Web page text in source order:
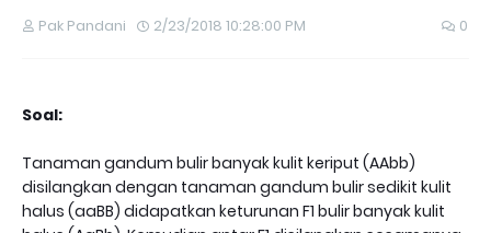
Pak Pandani 2/23/2018 10:28:00 PM 0
Soal:
Tanaman gandum bulir banyak kulit keriput (AAbb)
disilangkan dengan tanaman gandum bulir sedikit kulit
halus (aaBB) didapatkan keturunan F1 bulir banyak kulit